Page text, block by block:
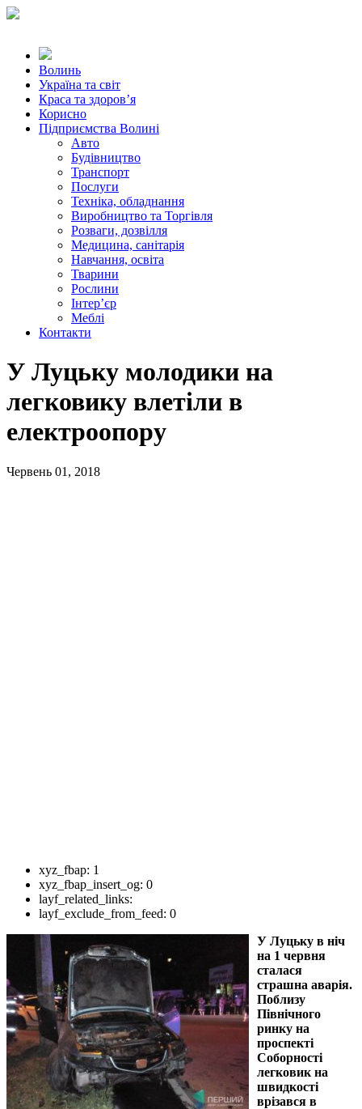
Волинь
Україна та світ
Краса та здоров’я
Корисно
Підприємства Волині
Авто
Будівництво
Транспорт
Послуги
Техніка, обладнання
Виробництво та Торгівля
Розваги, дозвілля
Медицина, санітарія
Навчання, освіта
Тварини
Рослини
Інтер’єр
Меблі
Контакти
У Луцьку молодики на
легковику влетіли в
електроопору
Червень 01, 2018
xyz_fbap: 1
xyz_fbap_insert_og: 0
layf_related_links:
layf_exclude_from_feed: 0
У Луцьку в ніч
на 1 червня
сталася
страшна аварія.
Поблизу
Північного
ринку на
проспекті
Соборності
легковик на
швидкості
врізався в